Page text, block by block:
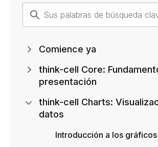
Comience ya
think-cell Core:
presentación
think-cell Charts:
datos
Introducción a los gráficos